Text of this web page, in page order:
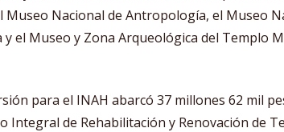
Museo Nacional de Antropología, el Museo
y el Museo y Zona Arqueológica del Templo
para el INAH abarcó 37 millones 62 mil
Integral de Rehabilitación y Renovación de